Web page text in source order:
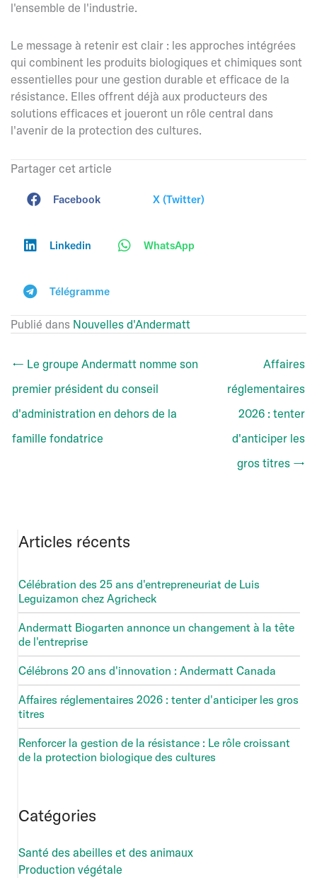
l'ensemble de l'industrie.
Le message à retenir est clair : les approches intégrées
qui combinent les produits biologiques et chimiques sont
essentielles pour une gestion durable et efficace de la
résistance. Elles offrent déjà aux producteurs des
solutions efficaces et joueront un rôle central dans
l'avenir de la protection des cultures.
Partager cet article
Facebook X (Twitter)
Linkedin WhatsApp
Télégramme
Publié dans Nouvelles d'Andermatt
← Le groupe Andermatt nomme son
premier président du conseil
d'administration en dehors de la
famille fondatrice
Affaires
réglementaires
2026 : tenter
d'anticiper les
gros titres →
Articles récents
Célébration des 25 ans d'entrepreneuriat de Luis
Leguizamon chez Agricheck
Andermatt Biogarten annonce un changement à la tête
de l'entreprise
Célébrons 20 ans d'innovation : Andermatt Canada
Affaires réglementaires 2026 : tenter d'anticiper les gros
titres
Renforcer la gestion de la résistance : Le rôle croissant
de la protection biologique des cultures
Catégories
Santé des abeilles et des animaux
Production végétale